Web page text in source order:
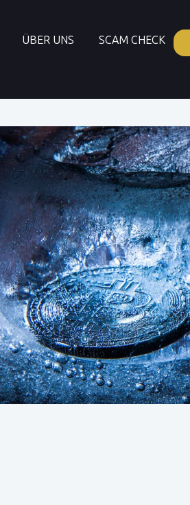
ÜBER UNS SCAM CHECK